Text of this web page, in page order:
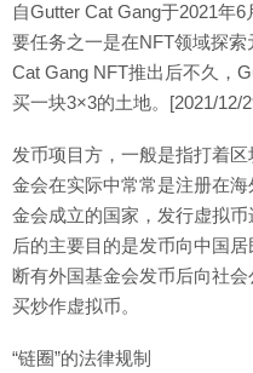
自Gutter Cat Gang于2021年
要任务之一是在NFT领域探
Cat Gang NFT推出后不久，
买一块3×3的土地。[2021/12/
发币项目方，一般是指打着
金会在实际中常常是注册在
金会成立的国家，发行虚拟
后的主要目的是发币向中国
断有外国基金会发币后向社
买炒作虚拟币。
“链圈”的法律规制